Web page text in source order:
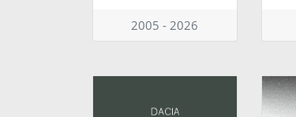
2005 - 2026